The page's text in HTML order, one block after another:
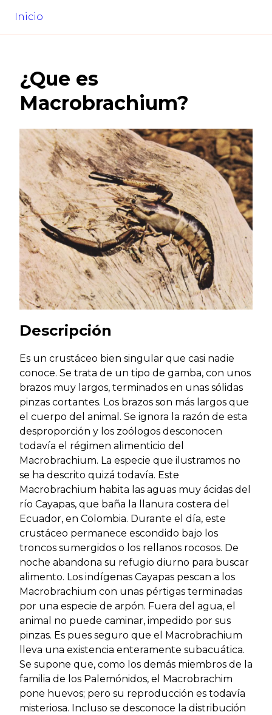
Inicio
¿Que es
Macrobrachium?
Descripción
Es un crustáceo bien singular que casi nadie
conoce. Se trata de un tipo de gamba, con unos
brazos muy largos, terminados en unas sólidas
pinzas cortantes. Los brazos son más largos que
el cuerpo del animal. Se ignora la razón de esta
desproporción y los zoólogos desconocen
todavía el régimen alimenticio del
Macrobrachium. La especie que ilustramos no
se ha descrito quizá todavía. Este
Macrobrachium habita las aguas muy ácidas del
río Cayapas, que baña la llanura costera del
Ecuador, en Colombia. Durante el día, este
crustáceo permanece escondido bajo los
troncos sumergidos o los rellanos rocosos. De
noche abandona su refugio diurno para buscar
alimento. Los indígenas Cayapas pescan a los
Macrobrachium con unas pértigas terminadas
por una especie de arpón. Fuera del agua, el
animal no puede caminar, impedido por sus
pinzas. Es pues seguro que el Macrobrachium
lleva una existencia enteramente subacuática.
Se supone que, como los demás miembros de la
familia de los Palemónidos, el Macrobrachim
pone huevos; pero su reproducción es todavía
misteriosa. Incluso se desconoce la distribución